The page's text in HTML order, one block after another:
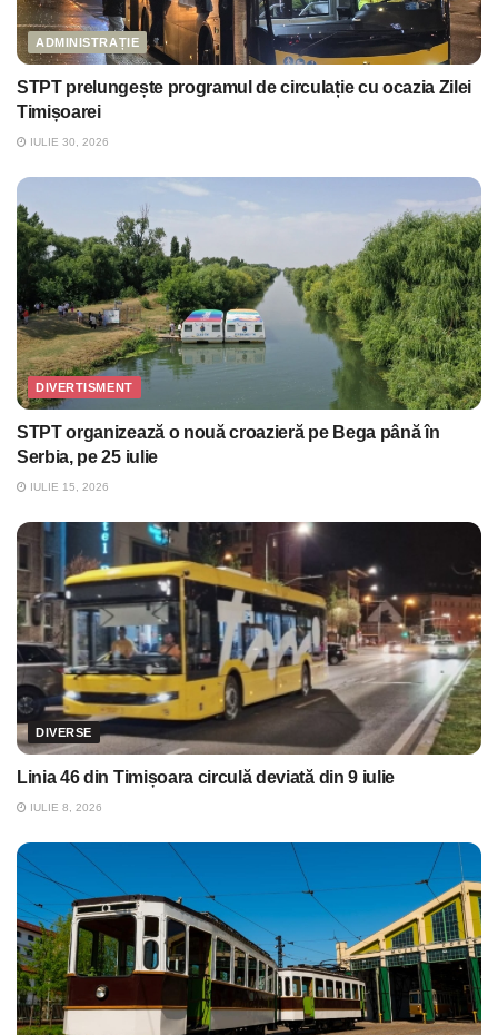
ADMINISTRAȚIE
STPT prelungește programul de circulație cu ocazia Zilei
Timișoarei
IULIE 30, 2026
DIVERTISMENT
STPT organizează o nouă croazieră pe Bega până în
Serbia, pe 25 iulie
IULIE 15, 2026
DIVERSE
Linia 46 din Timișoara circulă deviată din 9 iulie
IULIE 8, 2026